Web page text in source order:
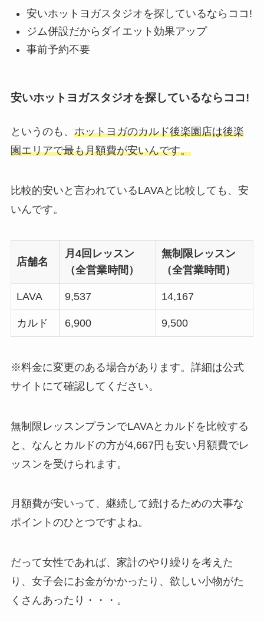
安いホットヨガスタジオを探しているならココ!
ジム併設だからダイエット効果アップ
事前予約不要
安いホットヨガスタジオを探しているならココ!
というのも、 ホットヨガのカルド後楽園店は後楽
園エリアで最も月額費が安いんです。
比較的安いと言われているLAVAと比較しても、安
いんです。
店舗名
月4回レッスン
（全営業時間）
無制限レッスン
（全営業時間）
LAVA 9,537 14,167
カルド 6,900 9,500
※料金に変更のある場合があります。詳細は公式
サイトにて確認してください。
無制限レッスンプランでLAVAとカルドを比較する
と、なんと カルドの方が4,667円も安い月額費でレ
ッスンを受けられます。
月額費が安いって、継続して続けるための大事な
ポイントのひとつですよね。
だって女性であれば、家計のやり繰りを考えた
り、女子会にお金がかかったり、欲しい小物がた
くさんあったり・・・。